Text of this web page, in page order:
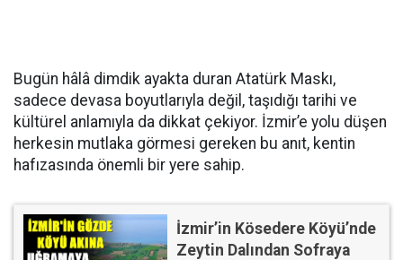
Bugün hâlâ dimdik ayakta duran Atatürk Maskı,
sadece devasa boyutlarıyla değil, taşıdığı tarihi ve
kültürel anlamıyla da dikkat çekiyor. İzmir’e yolu düşen
herkesin mutlaka görmesi gereken bu anıt, kentin
hafızasında önemli bir yere sahip.
İzmir’in Kösedere Köyü’nde
Zeytin Dalından Sofraya